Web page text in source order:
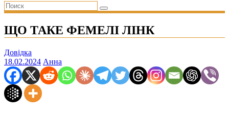
ЩО ТАКЕ ФЕМЕЛІ ЛІНК
Довідка
18.02.2024 Анна